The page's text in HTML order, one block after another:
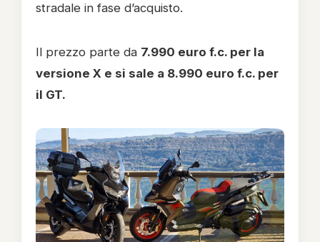
stradale in fase d’acquisto.
Il prezzo parte da 7.990 euro f.c. per la
versione X e si sale a 8.990 euro f.c. per
il GT.